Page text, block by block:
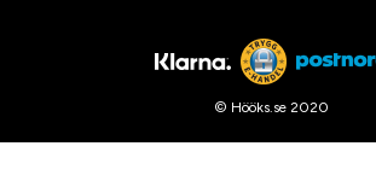
© Hööks.se 2020